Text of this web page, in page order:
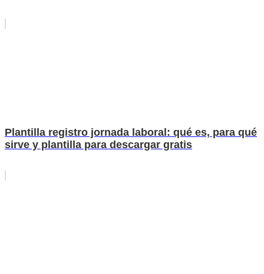
Plantilla registro jornada laboral: qué es, para qué
sirve y plantilla para descargar gratis